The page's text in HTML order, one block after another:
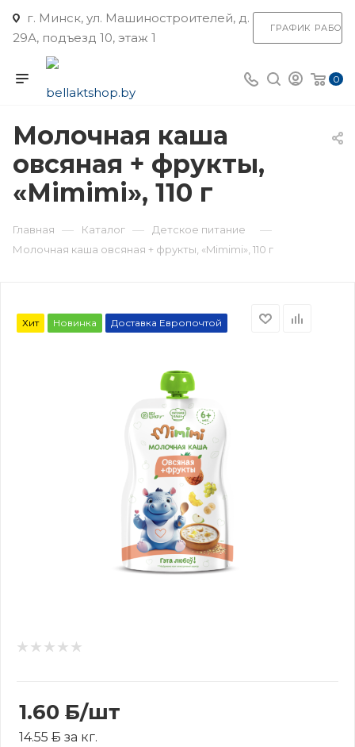
г. Минск, ул. Машиностроителей, д.
29А, подъезд 10, этаж 1
ГРАФИК
0
Молочная каша
овсяная + фрукты,
«Mimimi», 110 г
Главная — Каталог — Детское питание —
Молочная каша овсяная + фрукты, «Mimimi», 110 г
Хит Новинка Доставка Европочтой
1.60 Б/шт
14.55 Б за кг.